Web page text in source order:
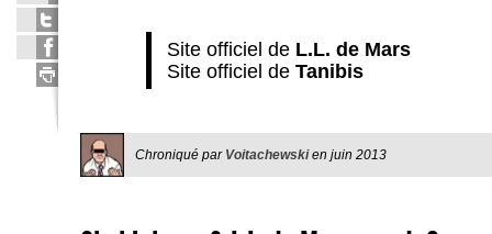
Site officiel de L.L. de Mars
Site officiel de Tanibis
Chroniqué par Voitachewski en juin 2013